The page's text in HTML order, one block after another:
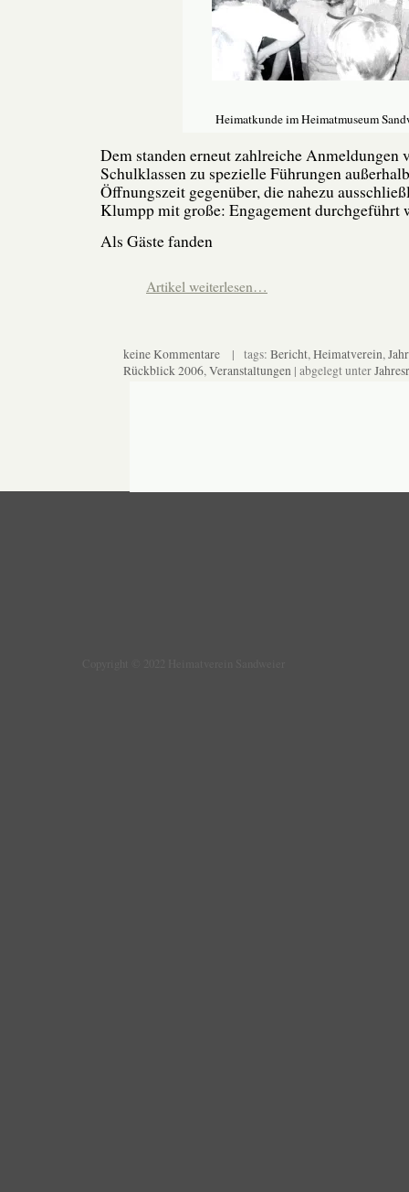
Heimatkunde im Heimatmuseum
Dem standen erneut zahlreiche Anmeldungen
Schulklassen zu spezielle Führungen
Öffnungszeit gegenüber, die nahezu
Klumpp mit große: Engagement durchgeführt
Als Gäste fanden
Artikel weiterlesen…
keine Kommentare | tags: Bericht,Heimatverein,
Rückblick 2006,Veranstaltungen| abgelegt unter